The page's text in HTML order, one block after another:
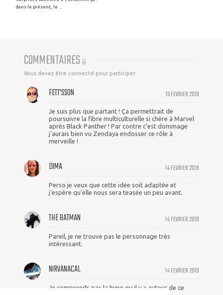
dans le présent, le ...
COMMENTAIRES (4)
Vous devez être connecté pour participer
15 FEVRIER 2019
FETT'SSON
Je suis plus que partant ! Ça permettrait de
poursuivre la fibre multiculturelle si chère à Marvel
après Black Panther ! Par contre c'est dommage
j'aurais bien vu Zendaya endosser ce rôle à
merveille !
14 FEVRIER 2019
DIMA
Perso je veux que cette idée soit adaptée et
j'espère qu'elle nous sera teasée un peu avant.
14 FEVRIER 2019
THE BATMAN
Pareil, je ne trouve pas le personnage très
intéressant.
14 FEVRIER 2019
NIRVANACAL
Je comprends pas la hype qu il y a autour de ce